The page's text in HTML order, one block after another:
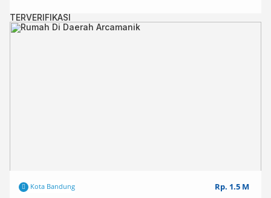
TERVERIFIKASI
Kota Bandung Rp. 1.5 M